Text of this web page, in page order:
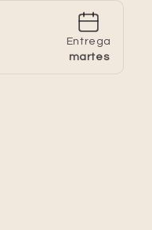
Entrega
martes